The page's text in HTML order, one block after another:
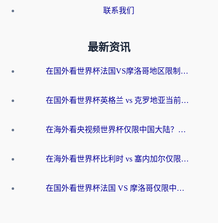
联系我们
最新资讯
在国外看世界杯法国VS摩洛哥地区限制？这篇指南让你流畅看中文解说无压力
在国外看世界杯英格兰 vs 克罗地亚当前地区不可播放？这篇指南帮你搞定所有海外观赛难题
在海外看央视频世界杯仅限中国大陆？这篇指南帮你解锁中文解说+无卡顿直播
在海外看世界杯比利时 vs 塞内加尔仅限中国大陆？我找到了最流畅的中文解说之路
在国外看世界杯法国 VS 摩洛哥仅限中国大陆？海外党这样看中文解说赛事不卡顿